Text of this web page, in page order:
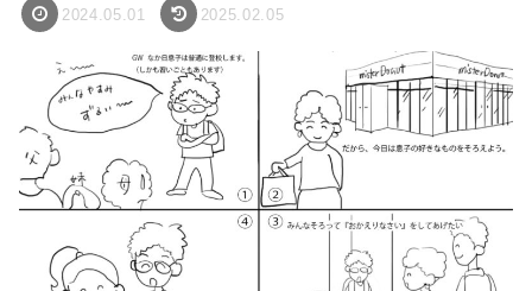
2024.05.01 2025.02.05